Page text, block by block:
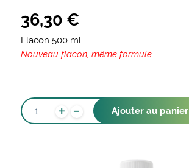
36,30 €
Flacon 500 ml
Nouveau flacon, même formule
QUANTITÉ
DE
+ - Ajouter au panier